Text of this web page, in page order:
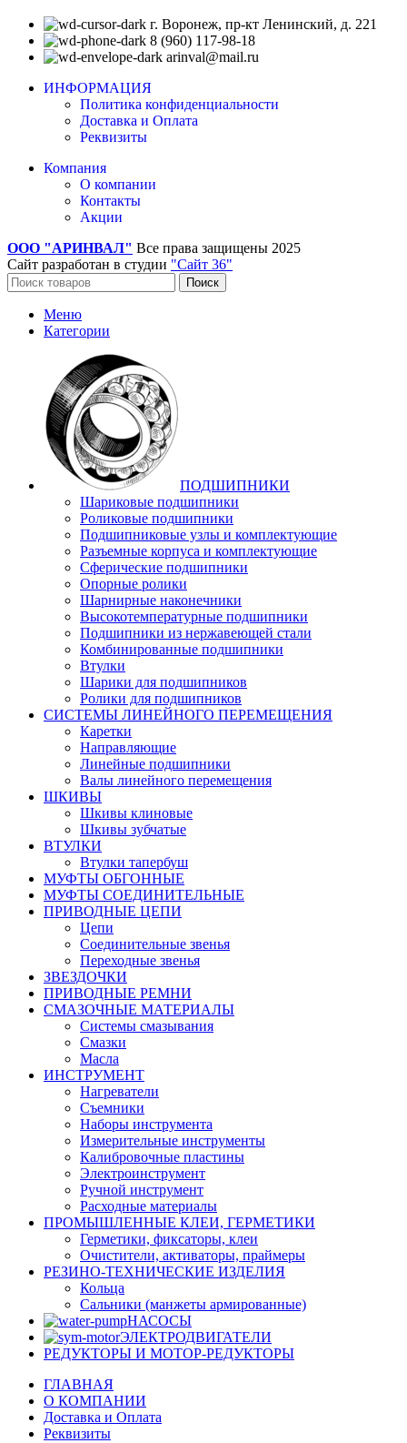
г. Воронеж, пр-кт Ленинский, д. 221
8 (960) 117-98-18
arinval@mail.ru
ИНФОРМАЦИЯ
Политика конфиденциальности
Доставка и Оплата
Реквизиты
Компания
О компании
Контакты
Акции
ООО "АРИНВАЛ" Все права защищены 2025
Сайт разработан в студии "Сайт 36"
Поиск
Меню
Категории
ПОДШИПНИКИ
Шариковые подшипники
Роликовые подшипники
Подшипниковые узлы и комплектующие
Разъемные корпуса и комплектующие
Сферические подшипники
Опорные ролики
Шарнирные наконечники
Высокотемпературные подшипники
Подшипники из нержавеющей стали
Комбинированные подшипники
Втулки
Шарики для подшипников
Ролики для подшипников
СИСТЕМЫ ЛИНЕЙНОГО ПЕРЕМЕЩЕНИЯ
Каретки
Направляющие
Линейные подшипники
Валы линейного перемещения
ШКИВЫ
Шкивы клиновые
Шкивы зубчатые
ВТУЛКИ
Втулки тапербуш
МУФТЫ ОБГОННЫЕ
МУФТЫ СОЕДИНИТЕЛЬНЫЕ
ПРИВОДНЫЕ ЦЕПИ
Цепи
Соединительные звенья
Переходные звенья
ЗВЕЗДОЧКИ
ПРИВОДНЫЕ РЕМНИ
СМАЗОЧНЫЕ МАТЕРИАЛЫ
Системы смазывания
Смазки
Масла
ИНСТРУМЕНТ
Нагреватели
Съемники
Наборы инструмента
Измерительные инструменты
Калибровочные пластины
Электроинструмент
Ручной инструмент
Расходные материалы
ПРОМЫШЛЕННЫЕ КЛЕИ, ГЕРМЕТИКИ
Герметики, фиксаторы, клеи
Очистители, активаторы, праймеры
РЕЗИНО-ТЕХНИЧЕСКИЕ ИЗДЕЛИЯ
Кольца
Сальники (манжеты армированные)
НАСОСЫ
ЭЛЕКТРОДВИГАТЕЛИ
РЕДУКТОРЫ И МОТОР-РЕДУКТОРЫ
ГЛАВНАЯ
О КОМПАНИИ
Доставка и Оплата
Реквизиты